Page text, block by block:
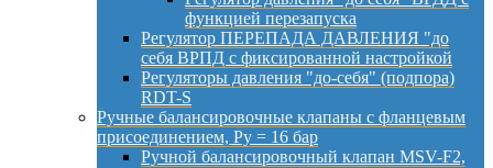
функцией перезапуска
Регулятор ПЕРЕПАДА ДАВЛЕНИЯ "до
себя ВРПД с фиксированной настройкой
Регуляторы давления "до-себя" (подпора)
RDT-S
Ручные балансировочные клапаны с фланцевым
присоединением, Py = 16 бар
Ручной балансировочный клапан MSV-F2,